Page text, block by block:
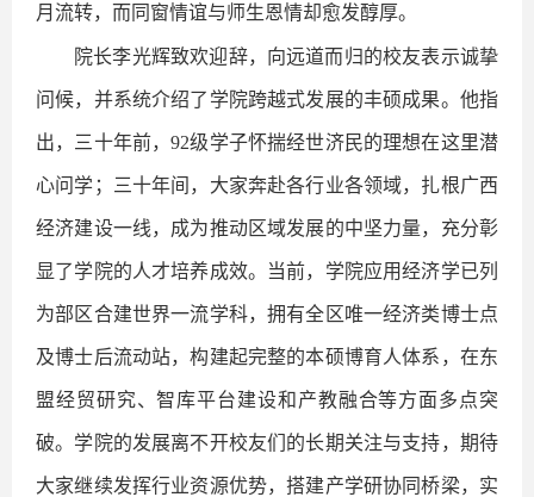
月流转，而同窗情谊与师生恩情却愈发醇厚。
院长李光辉致欢迎辞，向远道而归的校友表示诚挚
问候，并系统介绍了学院跨越式发展的丰硕成果。他指
出，三十年前，92级学子怀揣经世济民的理想在这里潜
心问学；三十年间，大家奔赴各行业各领域，扎根广西
经济建设一线，成为推动区域发展的中坚力量，充分彰
显了学院的人才培养成效。当前，学院应用经济学已列
为部区合建世界一流学科，拥有全区唯一经济类博士点
及博士后流动站，构建起完整的本硕博育人体系，在东
盟经贸研究、智库平台建设和产教融合等方面多点突
破。学院的发展离不开校友们的长期关注与支持，期待
大家继续发挥行业资源优势，搭建产学研协同桥梁，实